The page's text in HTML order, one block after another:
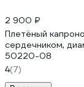
2 900 ₽
Плетёный
сердечником,
50220-08
4(7)